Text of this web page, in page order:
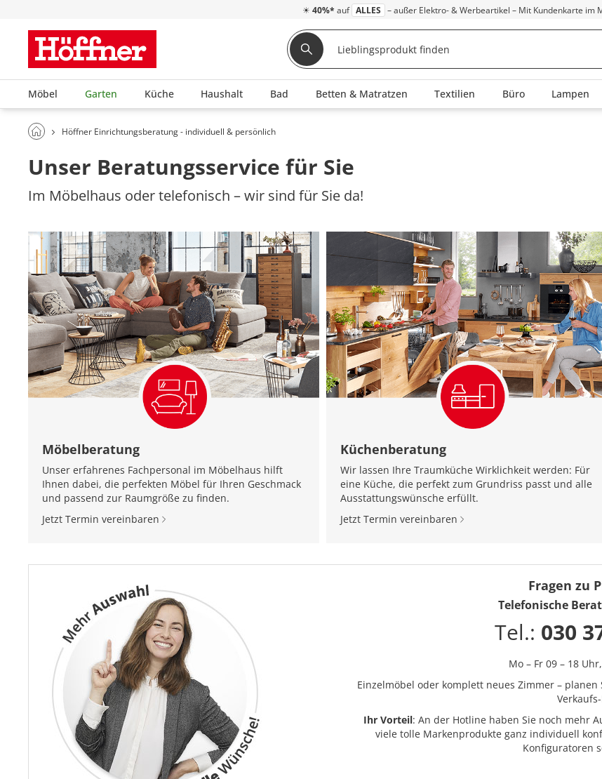
☀ 40%* auf ALLES – außer Elektro- & Werbeartikel – Mit Kundenkarte im
Möbel Garten Küche Haushalt Bad Betten & Matratzen Textilien Büro Lampen
Höffner Einrichtungsberatung - individuell & persönlich
Unser Beratungsservice für Sie
Im Möbelhaus oder telefonisch – wir sind für Sie da!
Möbelberatung
Unser erfahrenes Fachpersonal im Möbelhaus hilft
Ihnen dabei, die perfekten Möbel für Ihren Geschmack
und passend zur Raumgröße zu finden.
Jetzt Termin vereinbaren
Küchenberatung
Wir lassen Ihre Traumküche Wirklichkeit werden: Für
eine Küche, die perfekt zum Grundriss passt und alle
Ausstattungswünsche erfüllt.
Jetzt Termin vereinbaren
Fragen zu
Telefonische
Tel.: 030
Mo – Fr 09 – 18
Einzelmöbel oder komplett neues Zimmer –
Ihr Vorteil: An der Hotline haben Sie noch mehr
viele tolle Markenprodukte ganz individuell
Konfiguratoren